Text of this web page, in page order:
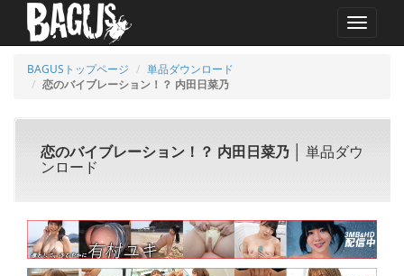
MENU
BAGUSトップページ
単品ダウンロード
恋のバイブレーション！？ 内田日菜乃
恋のバイブレーション！？ 内田日菜乃 │ 単品ダウ
ンロード